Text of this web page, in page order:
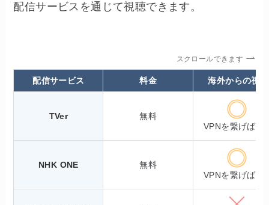
配信サービスを通じて視聴できます。
スクロールできます
配信サービス 料金 海外からの視聴
TVer
無料
VPNを繋げば可
NHK ONE
無料
VPNを繋げば可